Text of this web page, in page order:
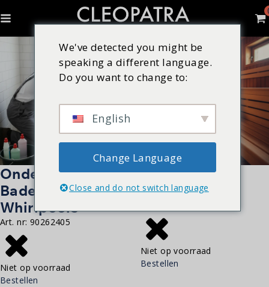
Onderhoud
Baden &
Whirlpools
Art. nr: 90262405
Niet op voorraad
Bestellen
Onderhoud
Sauna
Niet op voorraad
Bestellen
We've detected you might be
speaking a different language.
Do you want to change to:
English
Change Language
Close and do not switch language